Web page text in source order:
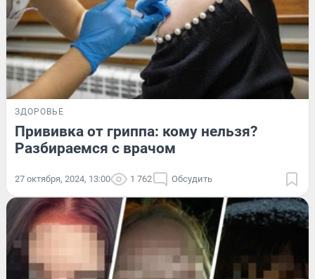
ЗДОРОВЬЕ
Прививка от гриппа: кому нельзя?
Разбираемся с врачом
27 октября, 2024, 13:00 1 762 Обсудить